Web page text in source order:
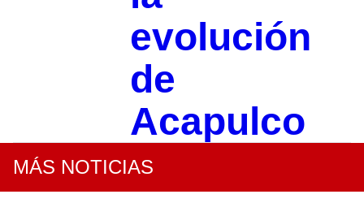
evolución
de
Acapulco
MÁS NOTICIAS